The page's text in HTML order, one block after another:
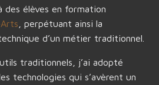
des élèves en formation
, perpétuant ainsi la
d’un métier traditionnel.
traditionnels, j’ai adopté
technologies qui s’avèrent un